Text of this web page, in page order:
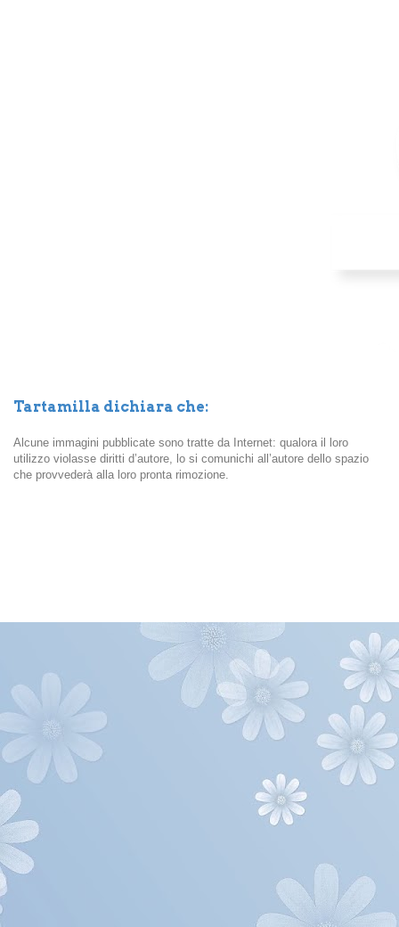
Tartamilla dichiara che:
Alcune immagini pubblicate sono tratte da Internet: qualora il loro
utilizzo violasse diritti d’autore, lo si comunichi all’autore dello spazio
che provvederà alla loro pronta rimozione.